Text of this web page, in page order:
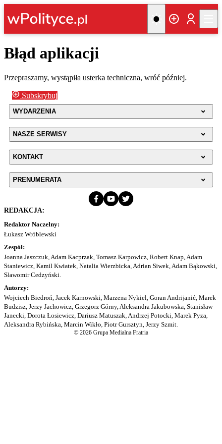
Błąd aplikacji
Przepraszamy, wystąpiła usterka techniczna, wróć później.
Subskrybuj
WYDARZENIA
NASZE SERWISY
KONTAKT
PRENUMERATA
REDAKCJA:
Redaktor Naczelny:
Łukasz Wróblewski
Zespół:
Joanna Jaszczuk, Adam Kacprzak, Tomasz Karpowicz, Robert Knap, Adam
Staniewicz, Kamil Kwiatek, Natalia Wierzbicka, Adrian Siwek, Adam Bąkowski,
Sławomir Cedzyński.
Autorzy:
Wojciech Biedroń, Jacek Karnowski, Marzena Nykiel, Goran Andrijanić, Marek
Budzisz, Jerzy Jachowicz, Grzegorz Górny, Aleksandra Jakubowska, Stanisław
Janecki, Dorota Łosiewicz, Dariusz Matuszak, Andrzej Potocki, Marek Pyza,
Aleksandra Rybińska, Marcin Wikło, Piotr Gursztyn, Jerzy Szmit.
© 2026 Grupa Medialna Fratria